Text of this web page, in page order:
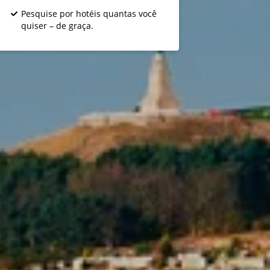
Pesquise por hotéis quantas você
quiser – de graça.